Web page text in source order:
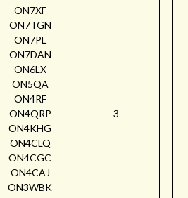
ON7XF
ON7TGN
ON7PL
ON7DAN
ON6LX
ON5QA
ON4RF
ON4QRP
ON4KHG
ON4CLQ
ON4CGC
ON4CAJ
ON3WBK
3